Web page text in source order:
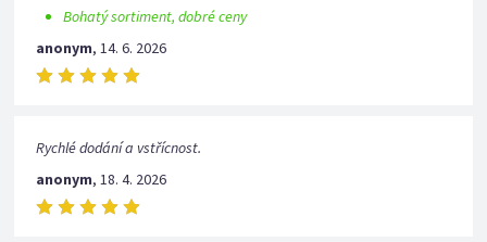
Bohatý sortiment, dobré ceny
anonym,14. 6. 2026
Rychlé dodání a vstřícnost.
anonym,18. 4. 2026